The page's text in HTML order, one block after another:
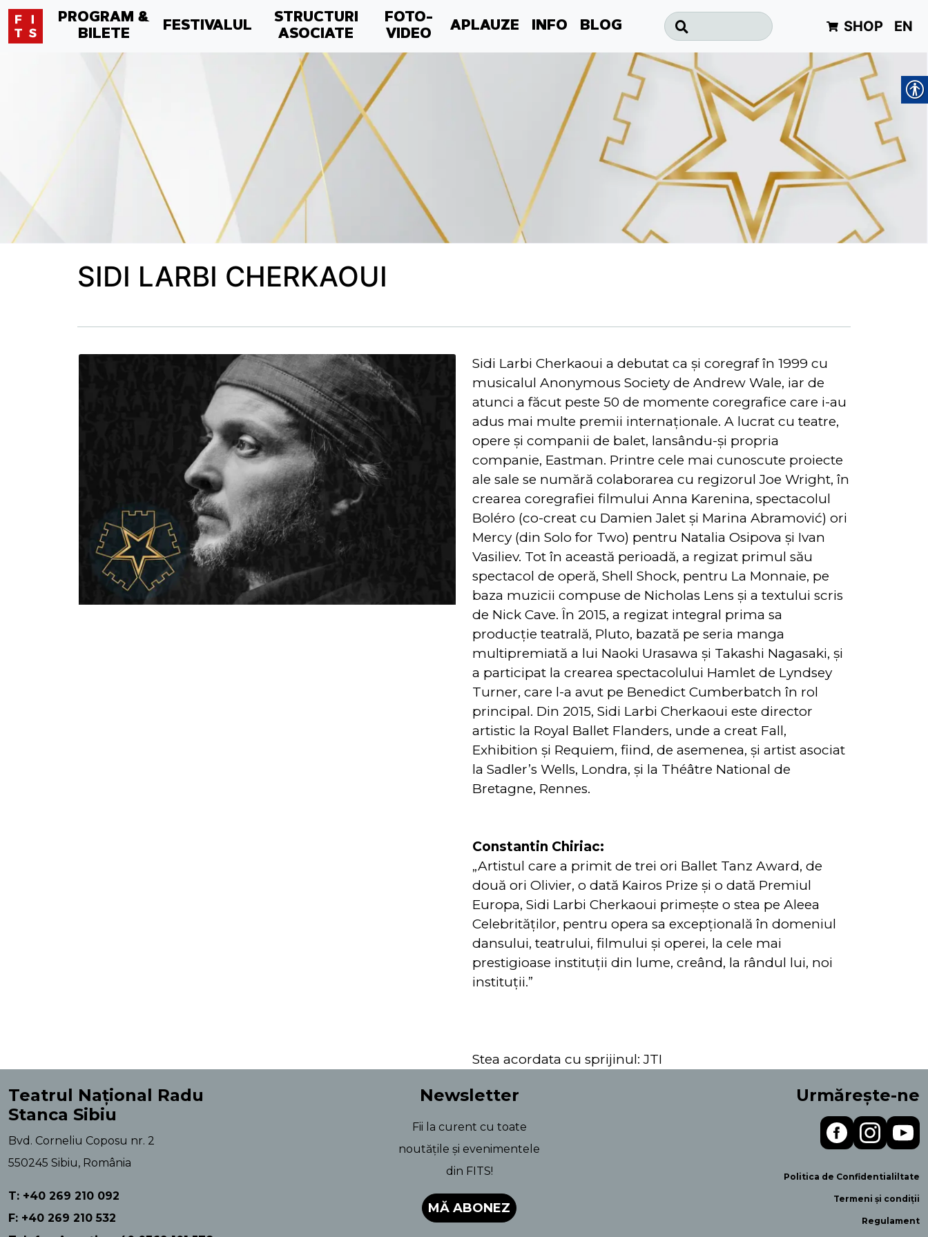
PROGRAM &
BILETE
FESTIVALUL
STRUCTURI
ASOCIATE
FOTO-
VIDEO
APLAUZE INFO BLOG SHOP EN
SIDI LARBI CHERKAOUI
Sidi Larbi Cherkaoui a debutat ca și coregraf în 1999 cu
musicalul Anonymous Society de Andrew Wale, iar de
atunci a făcut peste 50 de momente coregrafice care i-au
adus mai multe premii internaționale. A lucrat cu teatre,
opere și companii de balet, lansându-și propria
companie, Eastman. Printre cele mai cunoscute proiecte
ale sale se numără colaborarea cu regizorul Joe Wright, în
crearea coregrafiei filmului Anna Karenina, spectacolul
Boléro (co-creat cu Damien Jalet și Marina Abramović) ori
Mercy (din Solo for Two) pentru Natalia Osipova și Ivan
Vasiliev. Tot în această perioadă, a regizat primul său
spectacol de operă, Shell Shock, pentru La Monnaie, pe
baza muzicii compuse de Nicholas Lens și a textului scris
de Nick Cave. În 2015, a regizat integral prima sa
producție teatrală, Pluto, bazată pe seria manga
multipremiată a lui Naoki Urasawa și Takashi Nagasaki, și
a participat la crearea spectacolului Hamlet de Lyndsey
Turner, care l-a avut pe Benedict Cumberbatch în rol
principal. Din 2015, Sidi Larbi Cherkaoui este director
artistic la Royal Ballet Flanders, unde a creat Fall,
Exhibition și Requiem, fiind, de asemenea, și artist asociat
la Sadler’s Wells, Londra, și la Théâtre National de
Bretagne, Rennes.
Constantin Chiriac:
„Artistul care a primit de trei ori Ballet Tanz Award, de
două ori Olivier, o dată Kairos Prize și o dată Premiul
Europa, Sidi Larbi Cherkaoui primește o stea pe Aleea
Celebrităților, pentru opera sa excepțională în domeniul
dansului, teatrului, filmului și operei, la cele mai
prestigioase instituții din lume, creând, la rândul lui, noi
instituții.”
Stea acordata cu sprijinul: JTI
Teatrul Național Radu
Stanca Sibiu
Bvd. Corneliu Coposu nr. 2
550245 Sibiu, România
T: +40 269 210 092
F: +40 269 210 532
Newsletter
Fii la curent cu toate
noutățile și evenimentele
din FITS!
MĂ ABONEZ
Urmărește-ne
Politica de Confidentialiltate
Termeni și condiții
Regulament